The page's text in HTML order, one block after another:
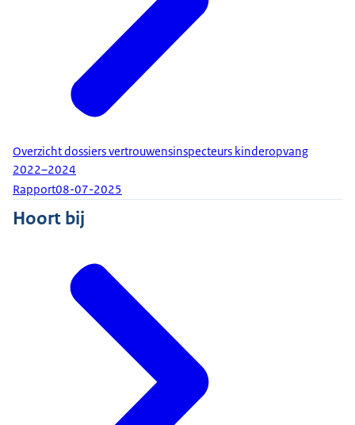
Overzicht dossiers vertrouwensinspecteurs kinderopvang
2022–2024
Rapport08-07-2025
Hoort bij